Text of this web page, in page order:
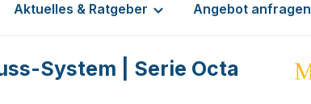
Aktuelles & Ratgeber Angebot anfragen
System | Serie Octa